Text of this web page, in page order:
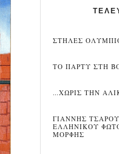
ΣΤΗΛΕΣ
ΤΟ ΠΑΡΤΥ ΣΤΗ
…ΧΩΡΙΣ ΤΗΝ
ΓΙΑΝΝΗΣ
ΕΛΛΗΝΙΚΟΥ
ΜΟΡΦΗΣ